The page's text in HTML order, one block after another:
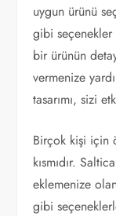
uygun ürünü
gibi seçenekler
bir ürünün
vermenize
tasarımı, sizi
Birçok kişi için
kısmıdır.
eklemenize
gibi